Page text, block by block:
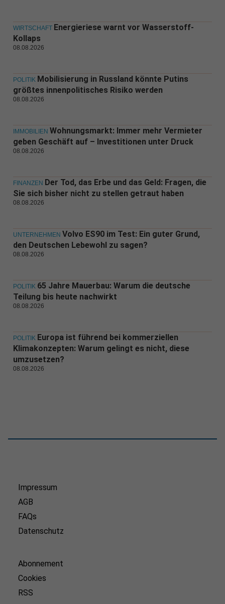
WIRTSCHAFT Energieriese warnt vor Wasserstoff-
Kollaps
08.08.2026
POLITIK Mobilisierung in Russland könnte Putins
größtes innenpolitisches Risiko werden
08.08.2026
IMMOBILIEN Wohnungsmarkt: Immer mehr Vermieter
geben Geschäft auf – Investitionen unter Druck
08.08.2026
FINANZEN Der Tod, das Erbe und das Geld: Fragen, die
Sie sich bisher nicht zu stellen getraut haben
08.08.2026
UNTERNEHMEN Volvo ES90 im Test: Ein guter Grund,
den Deutschen Lebewohl zu sagen?
08.08.2026
POLITIK 65 Jahre Mauerbau: Warum die deutsche
Teilung bis heute nachwirkt
08.08.2026
POLITIK Europa ist führend bei kommerziellen
Klimakonzepten: Warum gelingt es nicht, diese
umzusetzen?
08.08.2026
Impressum
AGB
FAQs
Datenschutz
Abonnement
Cookies
RSS